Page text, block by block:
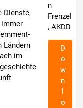
Dienste,
Ländern
im
n
Frenzel
, AKDB
D
o
w
n
o